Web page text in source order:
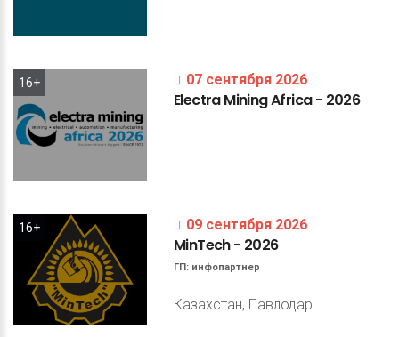
16+ 07 сентября 2026
ElectraMiningAfrica- 2026
16+ 09 сентября 2026
MinTech- 2026
ГП: инфопартнер
Казахстан, Павлодар